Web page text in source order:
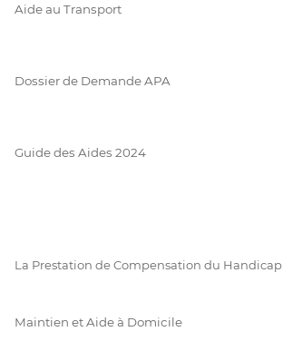
Aide au Transport
Dossier de Demande APA
Guide des Aides 2024
La Prestation de Compensation du Handicap
Maintien et Aide à Domicile